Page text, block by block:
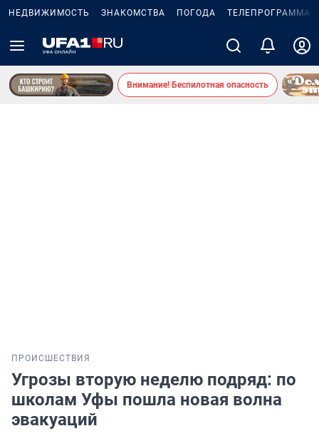
НЕДВИЖИМОСТЬ ЗНАКОМСТВА ПОГОДА ТЕЛЕПРОГРАММА
Внимание! Беспилотная опасность
ПРОИСШЕСТВИЯ
Угрозы вторую неделю подряд: по
школам Уфы пошла новая волна
эвакуаций